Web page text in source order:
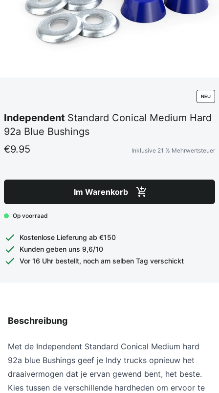
NEU
Independent Standard Conical Medium Hard
92a Blue Bushings
€9.95
Inklusive 21 % Mehrwertsteuer
Im Warenkorb
Op voorraad
Kostenlose Lieferung ab €150
Kunden geben uns 9,6/10
Vor 16 Uhr bestellt, noch am selben Tag verschickt
Beschreibung
Met de Independent Standard Conical Medium hard
92a blue Bushings geef je Indy trucks opnieuw het
draaivermogen dat je ervan gewend bent, het beste.
Kies tussen de verschillende hardheden om ervoor te